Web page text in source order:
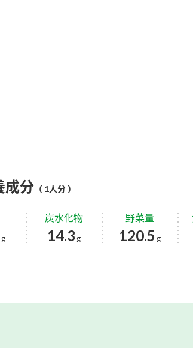
成分 （ 1人分 ）
g
炭水化物
14.3 g
野菜量
120.5 g